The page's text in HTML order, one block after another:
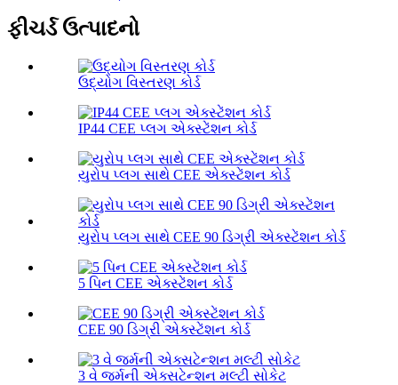
ફીચર્ડ ઉત્પાદનો
ઉદ્યોગ વિસ્તરણ કોર્ડ
IP44 CEE પ્લગ એક્સ્ટેંશન કોર્ડ
યુરોપ પ્લગ સાથે CEE એક્સ્ટેંશન કોર્ડ
યુરોપ પ્લગ સાથે CEE 90 ડિગ્રી એક્સ્ટેંશન કોર્ડ
5 પિન CEE એક્સ્ટેંશન કોર્ડ
CEE 90 ડિગ્રી એક્સ્ટેંશન કોર્ડ
3 વે જર્મની એક્સટેન્શન મલ્ટી સોકેટ